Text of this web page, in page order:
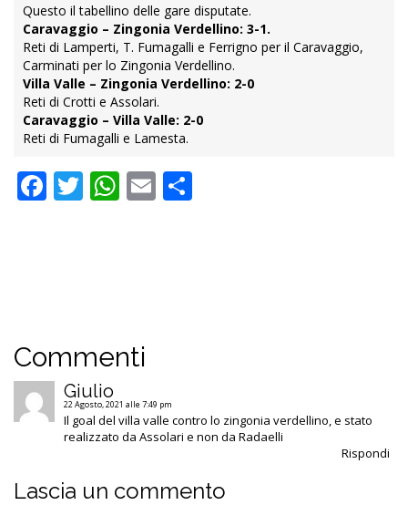
Questo il tabellino delle gare disputate.
Caravaggio – Zingonia Verdellino: 3-1.
Reti di Lamperti, T. Fumagalli e Ferrigno per il Caravaggio,
Carminati per lo Zingonia Verdellino.
Villa Valle – Zingonia Verdellino: 2-0
Reti di Crotti e Assolari.
Caravaggio – Villa Valle: 2-0
Reti di Fumagalli e Lamesta.
Facebook
Twitter
WhatsApp
Email
Commenti
Giulio
22 Agosto, 2021 alle 7:49 pm
Il goal del villa valle contro lo zingonia verdellino, e stato
realizzato da Assolari e non da Radaelli
Rispondi
Lascia un commento